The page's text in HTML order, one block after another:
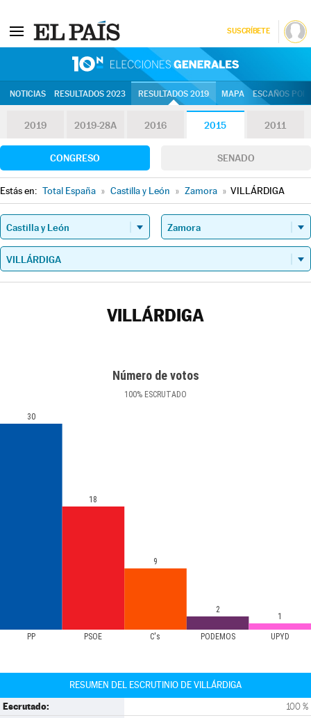
SUSCRÍBETE
NOTICIAS RESULTADOS 2023 RESULTADOS 2019 MAPA ESCAÑOS
2019 2019-28A 2016 2015 2011
CONGRESO SENADO
Estás en: Total España » Castilla y León » Zamora » VILLÁRDIGA
VILLÁRDIGA
Número de votos
100% ESCRUTADO
PP PSOE C's PODEMOS UPYD
30
18
9
2
1
RESUMEN DEL ESCRUTINIO DE VILLÁRDIGA
Escrutado: 100 %